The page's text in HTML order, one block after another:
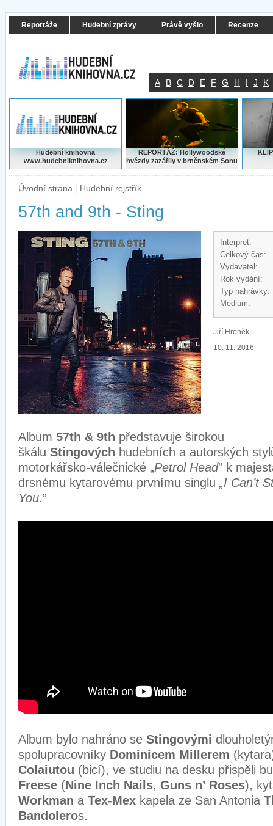
Reportáže Hudební zprávy Právě vyšlo Recenze
A B C D E F G H I J K
Hudební knihovna
www.hudebniknihovna.cz
REPORTÁŽ: Hollywoodské
hvězdy zazářily v brněnském Sonu
Úvodní strana | Hudební rejstřík
57th and 9th - Sting
Interpret:
Celkový čas:
Vydavatel:
Rok vydání:
Typ nahrávky:
Medium:
Jiří Hroněk,
10. 11. 2016
Album 57th & 9th představuje širokou
škálu Stingových hudebních a autorských
motorkářsko-válečnické „Petrol Head” k
drsnému kytarovému prvnímu singlu „I Can’t
You.”
Album bylo nahráno se Stingovými
spolupracovníky Dominicem Millerem
Colaiutou (bicí), ve studiu na desku přispěli
Freese (Nine Inch Nails, Guns n’ Roses),
Workman a Tex-Mex kapela ze San Antonia
Bandoleros.